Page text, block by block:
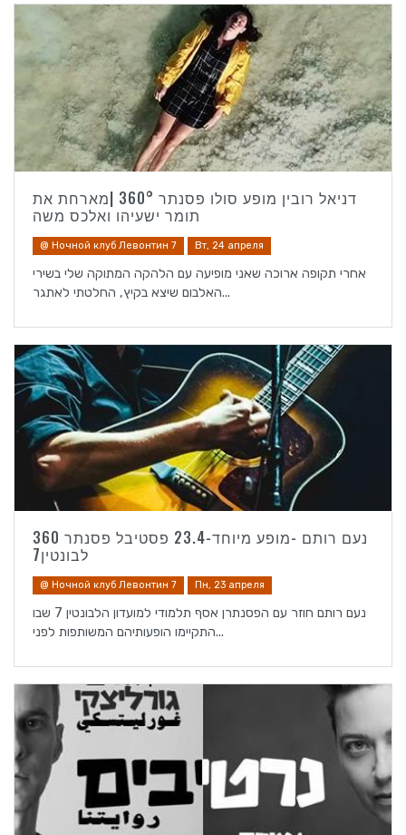
דניאל רובין מופע סולו פסנתר 360° |מארחת את
תומר ישעיהו ואלכס משה
@ Ночной клуб Левонтин 7 Вт, 24 апреля
אחרי תקופה ארוכה שאני מופיעה עם הלהקה המתוקה שלי בשירי
האלבום שיצא בקיץ, החלטתי לאתגר...
נעם רותם -מופע מיוחד-23.4 פסטיבל פסנתר 360
לבונטין7
@ Ночной клуб Левонтин 7 Пн, 23 апреля
נעם רותם חוזר עם הפסנתרן אסף תלמודי למועדון הלבונטין 7 שבו
התקיימו הופעותיהם המשותפות לפני...